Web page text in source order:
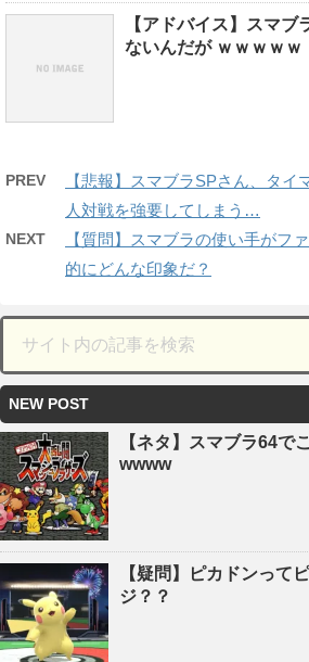
【アドバイス】スマ
ないんだが ｗｗｗｗｗ
PREV
【悲報】スマブラSPさん、タイ
人対戦を強要してしまう…
NEXT
【質問】スマブラの使い手がフ
的にどんな印象だ？
NEW POST
【ネタ】スマブラ64で
wwww
【疑問】ピカドンって
ジ？？